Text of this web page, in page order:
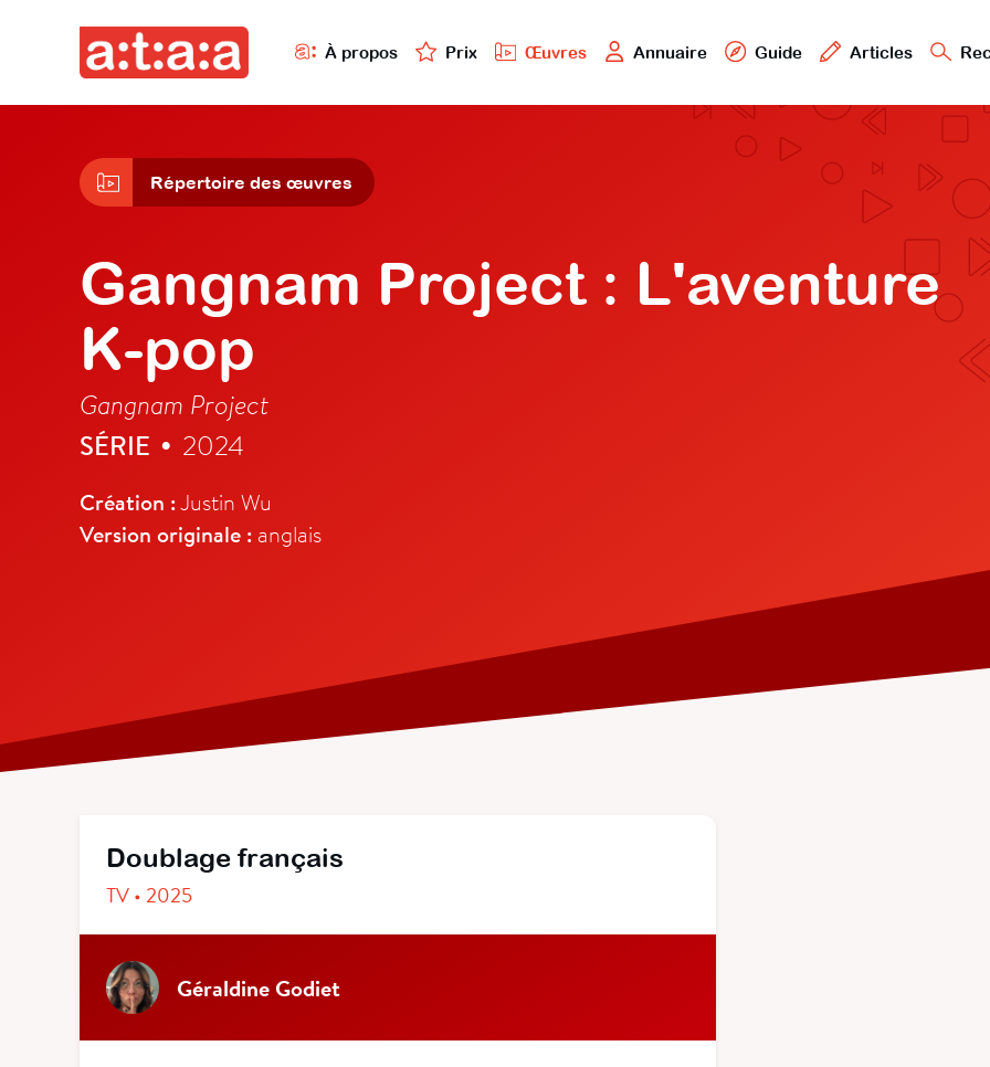
À propos Prix Œuvres Annuaire Guide Articles
Répertoire des œuvres
Gangnam Project : L'aventure
K-pop
Gangnam Project
SÉRIE • 2024
Création :Justin Wu
Version originale : anglais
Doublage français
TV • 2025
Géraldine Godiet